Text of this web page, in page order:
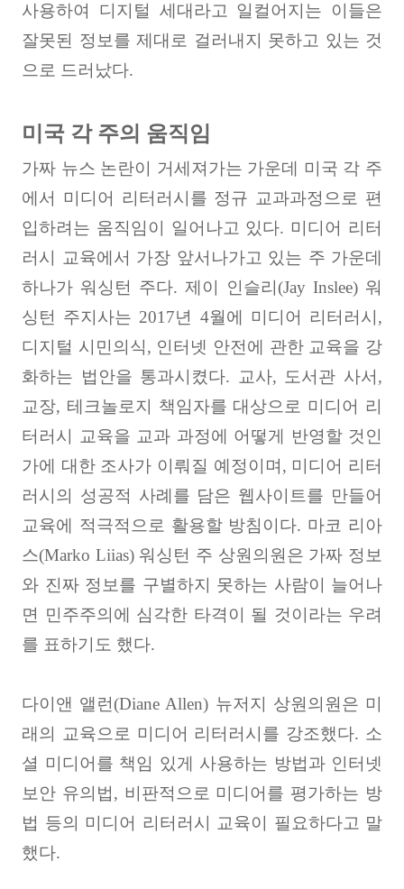
사용하여 디지털 세대라고 일컬어지는 이들은
잘못된 정보를 제대로 걸러내지 못하고 있는 것
으로 드러났다.
미국 각 주의 움직임
가짜 뉴스 논란이 거세져가는 가운데 미국 각 주
에서 미디어 리터러시를 정규 교과과정으로 편
입하려는 움직임이 일어나고 있다. 미디어 리터
러시 교육에서 가장 앞서나가고 있는 주 가운데
하나가 워싱턴 주다. 제이 인슬리 (Jay Inslee) 워
싱턴 주지사는 2017년 4월에 미디어 리터러시 ,
디지털 시민의식, 인터넷 안전에 관한 교육을 강
화하는 법안을 통과시켰다. 교사, 도서관 사서 ,
교장, 테크놀로지 책임자를 대상으로 미디어 리
터러시 교육을 교과 과정에 어떻게 반영할 것인
가에 대한 조사가 이뤄질 예정이며 , 미디어 리터
러시의 성공적 사례를 담은 웹사이트를 만들어
교육에 적극적으로 활용할 방침이다. 마코 리아
스(Marko Liias) 워싱턴 주 상원의원은 가짜 정보
와 진짜 정보를 구별하지 못하는 사람이 늘어나
면 민주주의에 심각한 타격이 될 것이라는 우려
를 표하기도 했다.
다이앤 앨런(Diane Allen) 뉴저지 상원의원은 미
래의 교육으로 미디어 리터러시를 강조했다. 소
셜 미디어를 책임 있게 사용하는 방법과 인터넷
보안 유의법, 비판적으로 미디어를 평가하는 방
법 등의 미디어 리터러시 교육이 필요하다고 말
했다.